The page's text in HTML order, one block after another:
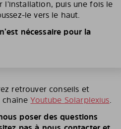
puis une fois le
le vers le haut.
nécessaire pour la
retrouver conseils et
chaîneYoutube Solarplexius.
poser des questions